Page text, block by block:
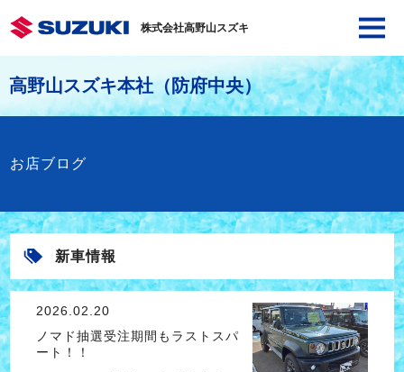
株式会社高野山スズキ
高野山スズキ本社（防府中央）
お店ブログ
新車情報
2026.02.20
ノマド抽選受注期間もラストスパ
ート！！